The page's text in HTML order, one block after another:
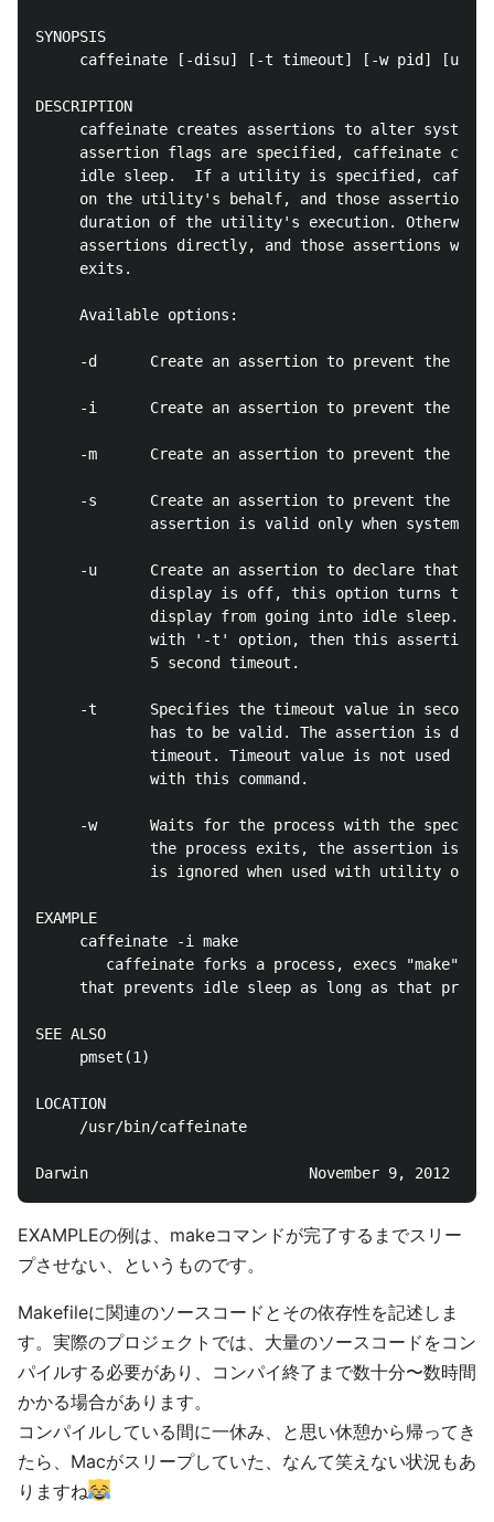
SYNOPSIS
caffeinate [-disu] [-t timeout] [-w pid]
DESCRIPTION
caffeinate creates assertions to alter system
assertion flags are specified, caffeinate
idle sleep.  If a utility is specified,
on the utility's behalf, and those assertions
duration of the utility's execution.
assertions directly, and those assertions will
     exits.
     Available options:
-d      Create an assertion to prevent the
-i      Create an assertion to prevent the
-m      Create an assertion to prevent the
-s      Create an assertion to prevent the
assertion is valid only when system is
-u      Create an assertion to declare that
display is off, this option turns the
display from going into idle sleep. If
with '-t' option, then this assertion
             5 second timeout.
-t      Specifies the timeout value in seconds
has to be valid. The assertion is
timeout. Timeout value is not used
             with this command.
-w      Waits for the process with the
the process exits, the assertion is
is ignored when used with utility
EXAMPLE
     caffeinate -i make
caffeinate forks a process, execs "make" in
that prevents idle sleep as long as that
SEE ALSO
     pmset(1)
LOCATION
     /usr/bin/caffeinate
EXAMPLEの例は、makeコマンドが完了するまでスリー
プさせない、というものです。
Makefileに関連のソースコードとその依存性を記述しま
す。実際のプロジェクトでは、大量のソースコードをコン
パイルする必要があり、コンパイ終了まで数十分〜数時間
かかる場合があります。
コンパイルしている間に一休み、と思い休憩から帰ってき
たら、Macがスリープしていた、なんて笑えない状況もあ
りますね